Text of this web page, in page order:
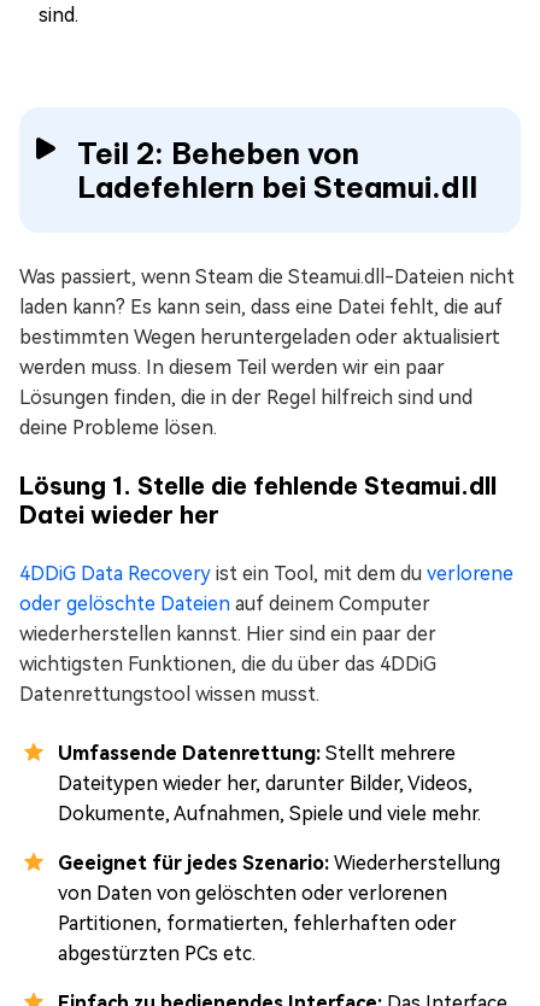
sind.
Teil 2: Beheben von
Ladefehlern bei Steamui.dll
Was passiert, wenn Steam die Steamui.dll-Dateien nicht
laden kann? Es kann sein, dass eine Datei fehlt, die auf
bestimmten Wegen heruntergeladen oder aktualisiert
werden muss. In diesem Teil werden wir ein paar
Lösungen finden, die in der Regel hilfreich sind und
deine Probleme lösen.
Lösung 1. Stelle die fehlende Steamui.dll
Datei wieder her
4DDiG Data Recovery ist ein Tool, mit dem du verlorene
oder gelöschte Dateien auf deinem Computer
wiederherstellen kannst. Hier sind ein paar der
wichtigsten Funktionen, die du über das 4DDiG
Datenrettungstool wissen musst.
Umfassende Datenrettung: Stellt mehrere
Dateitypen wieder her, darunter Bilder, Videos,
Dokumente, Aufnahmen, Spiele und viele mehr.
Geeignet für jedes Szenario: Wiederherstellung
von Daten von gelöschten oder verlorenen
Partitionen, formatierten, fehlerhaften oder
abgestürzten PCs etc.